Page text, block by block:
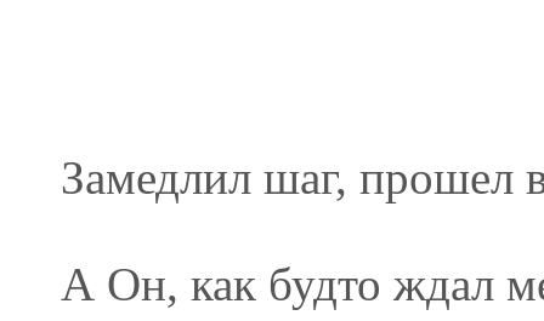
Замедлил шаг, прошел
А Он, как будто ждал